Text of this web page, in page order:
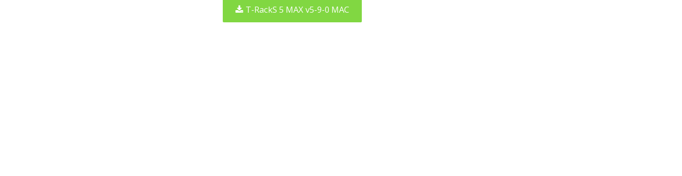
T-RackS 5 MAX v5-9-0 MAC